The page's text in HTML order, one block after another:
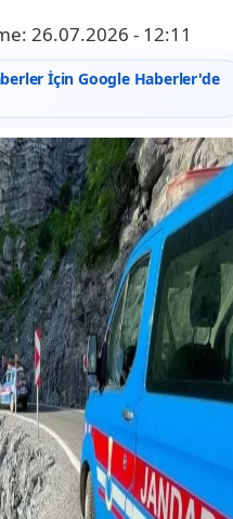
26.07.2026 - 12:11
İçin Google Haberler'de